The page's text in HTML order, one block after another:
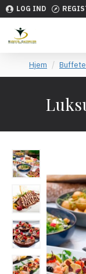
LOG IND
Hjem